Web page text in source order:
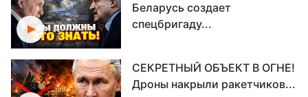
Беларусь создает
спецбригаду...
СЕКРЕТНЫЙ ОБЪЕКТ В ОГНЕ!
Дроны накрыли ракетчиков...